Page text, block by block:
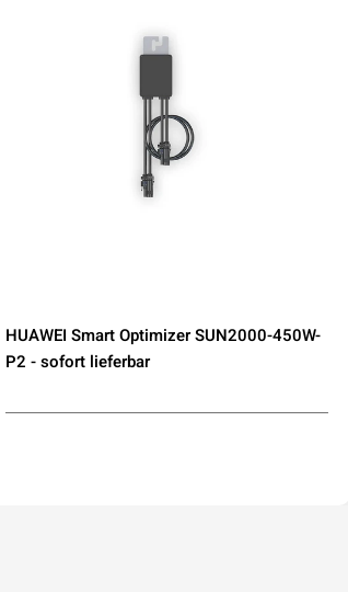
HUAWEI Smart Optimizer SUN2000-450W-
P2 - sofort lieferbar